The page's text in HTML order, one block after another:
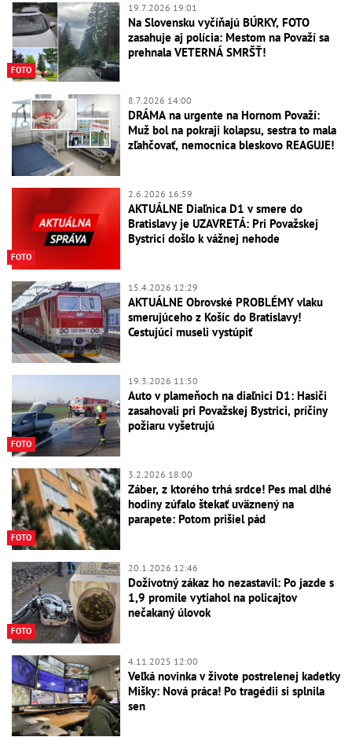
FOTO
19.7.2026 19:01
Na Slovensku vyčíňajú BÚRKY, FOTO
zasahuje aj polícia: Mestom na Považí sa
prehnala VETERNÁ SMRŠŤ!
8.7.2026 14:00
DRÁMA na urgente na Hornom Považí:
Muž bol na pokraji kolapsu, sestra to mala
zľahčovať, nemocnica bleskovo REAGUJE!
FOTO
2.6.2026 16:59
AKTUÁLNE Diaľnica D1 v smere do
Bratislavy je UZAVRETÁ: Pri Považskej
Bystrici došlo k vážnej nehode
15.4.2026 12:29
AKTUÁLNE Obrovské PROBLÉMY vlaku
smerujúceho z Košíc do Bratislavy!
Cestujúci museli vystúpiť
FOTO
19.3.2026 11:50
Auto v plameňoch na diaľnici D1: Hasiči
zasahovali pri Považskej Bystrici, príčiny
požiaru vyšetrujú
FOTO
3.2.2026 18:00
Záber, z ktorého trhá srdce! Pes mal dlhé
hodiny zúfalo štekať uväznený na
parapete: Potom prišiel pád
FOTO
20.1.2026 12:46
Doživotný zákaz ho nezastavil: Po jazde s
1,9 promile vytiahol na policajtov
nečakaný úlovok
4.11.2025 12:00
Veľká novinka v živote postrelenej kadetky
Mišky: Nová práca! Po tragédii si splnila
sen